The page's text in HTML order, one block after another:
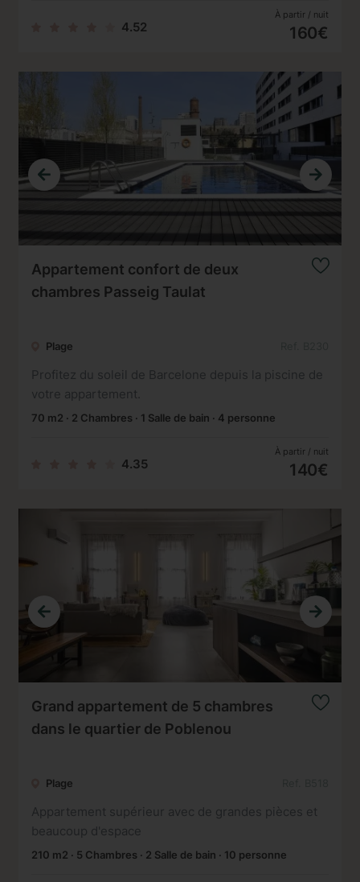
4.52
À partir / nuit
160€
Appartement confort de deux
chambres Passeig Taulat
Plage
Profitez du soleil de Barcelone depuis la piscine de
votre appartement.
70 m2 · 2 Chambres · 1 Salle de bain · 4 personne
4.35
À partir / nuit
140€
Grand appartement de 5 chambres
dans le quartier de Poblenou
Plage
Appartement supérieur avec de grandes pièces et
beaucoup d'espace
210 m2 · 5 Chambres · 2 Salle de bain · 10 personne